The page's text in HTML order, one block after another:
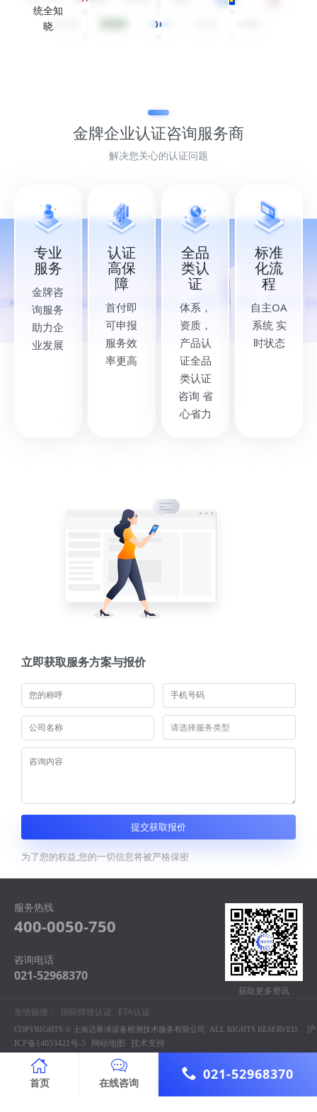
统全知
晓
金牌企业认证咨询服务商
解决您关心的认证问题
专业
服务
金牌咨
询服务
助力企
业发展
认证
高保
障
首付即
可申报
服务效
率更高
全品
类认
证
体系，
资质，
产品认
证全品
类认证
咨询 省
心省力
标准
化流
程
自主OA
系统 实
时状态
立即获取服务方案与报价
提交获取报价
为了您的权益,您的一切信息将被严格保密
服务热线
400-0050-750
咨询电话
021-52968370
获取更多资讯
友情链接：
国际焊接认证 ETA认证
COPYRIGHTS © 上海迈希泽设备检测技术服务有限公司. ALL RIGHTS RESERVED. 沪
ICP备14053421号-5
网站地图 技术支持
首页 在线咨询
021-52968370